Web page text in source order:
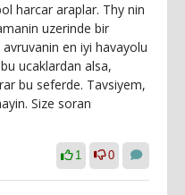
harcar araplar. Thy nin
uzerinde bir
en iyi havayolu
ucaklardan alsa,
bu seferde. Tavsiyem,
Size soran
1 0